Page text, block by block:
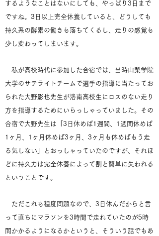
するようなことはないにしても、やっぱり3日まで
ですね。3日以上完全休養していると、どうしても
持久系の酵素の働きも落ちてくるし、走りの感覚も
少し変わってしまいます。
私が高校時代に参加した合宿では、当時山梨学院
大学のサテライトチームで選手の指導に当たってお
られた大野影也先生が洛南高校生にロスのない走り
方を指導するためにいらっしゃっていました。その
合宿で大野先生は「3日休めば1週間、1週間休めば
1ヶ月、1ヶ月休めば3ヶ月、3ヶ月も休めばもう走
る気しない」とおっしゃっていたのですが、それほ
どに持久力は完全休養によって割と簡単に失われる
ということです。
ただこれも程度問題なので、3日休んだからと言
って直ちにマラソンを3時間で走れていたのが5時
間かかるようになるかというと、そういう話でもあ